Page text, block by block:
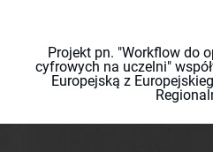
Projekt pn. "Workflow do
cyfrowych na uczelni"
Europejską z